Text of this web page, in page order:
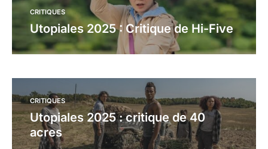
CRITIQUES
Utopiales 2025 : Critique de Hi-Five
CRITIQUES
Utopiales 2025 : critique de 40
acres